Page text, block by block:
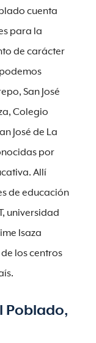
cuenta
para la
de carácter
San José
Colegio
José de La
por
Allí
de educación
universidad
Isaza
los centros
Poblado,